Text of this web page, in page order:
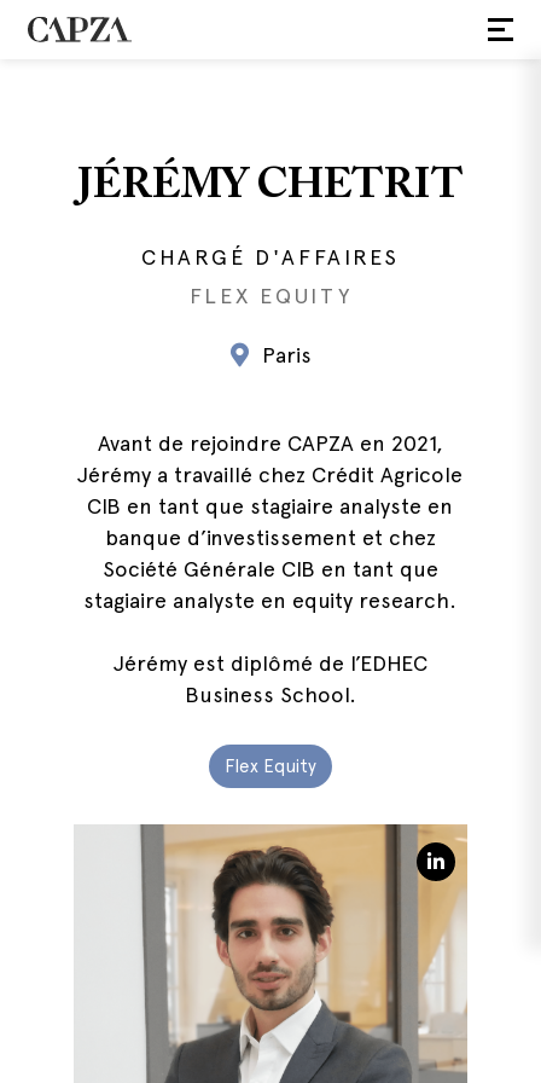
JÉRÉMY CHETRIT
CHARGÉ D'AFFAIRES
FLEX EQUITY
Paris
Avant de rejoindre CAPZA en 2021,
Jérémy a travaillé chez Crédit Agricole
CIB en tant que stagiaire analyste en
banque d’investissement et chez
Société Générale CIB en tant que
stagiaire analyste en equity research.
Jérémy est diplômé de l’EDHEC
Business School.
Flex Equity